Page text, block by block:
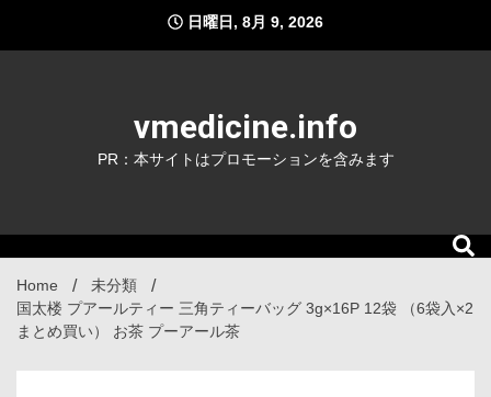
content
日曜日, 8月 9, 2026
vmedicine.info
PR：本サイトはプロモーションを含みます
Home
未分類
国太楼 プアールティー 三角ティーバッグ 3g×16P 12袋 （6袋入×2
まとめ買い） お茶 プーアール茶